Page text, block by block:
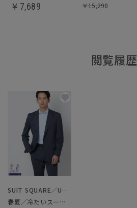
￥ 7,689 ￥15,290
閲覧履歴
SUIT SQUARE／UNIVERSAL LANGUAGE
春夏／冷たいスーツ～Jersey～